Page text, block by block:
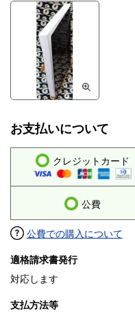
お支払いについて
クレジットカード
公費
公費での購入について
適格請求書発行
対応します
支払方法等